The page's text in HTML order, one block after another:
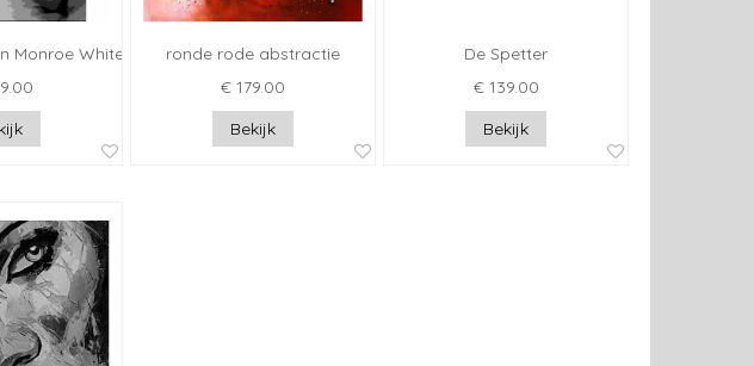
Monroe White
ronde rode abstractie
€ 179.00
Bekijk
De Spetter
€ 139.00
Bekijk